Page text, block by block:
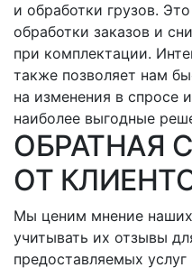
и обработки грузов.
обработки заказов и
при комплектации.
также позволяет нам
на изменения в спросе
наиболее выгодные
ОБРАТНАЯ
ОТ
Мы ценим мнение наших
учитывать их отзывы
предоставляемых услуг